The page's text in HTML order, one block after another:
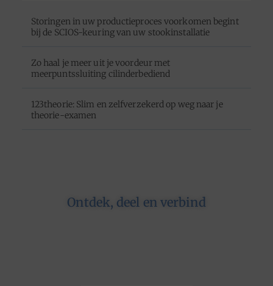
Storingen in uw productieproces voorkomen begint
bij de SCIOS-keuring van uw stookinstallatie
Zo haal je meer uit je voordeur met
meerpuntssluiting cilinderbediend
123theorie: Slim en zelfverzekerd op weg naar je
theorie-examen
Ontdek, deel en verbind